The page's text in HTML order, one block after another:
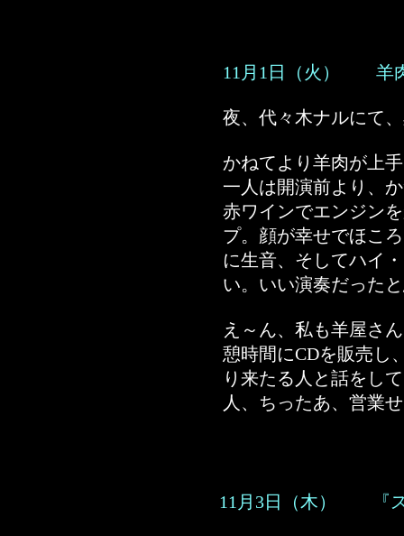
11月1日（火） 羊
夜、代々木ナルにて
かねてより羊肉が上
一人は開演前より、
赤ワインでエンジン
プ。顔が幸せでほこ
に生音、そしてハイ
い。いい演奏だった
え～ん、私も羊屋さ
憩時間にCDを販売し
り来たる人と話をし
人、ちったあ、営業
11月3日（木） 『ス